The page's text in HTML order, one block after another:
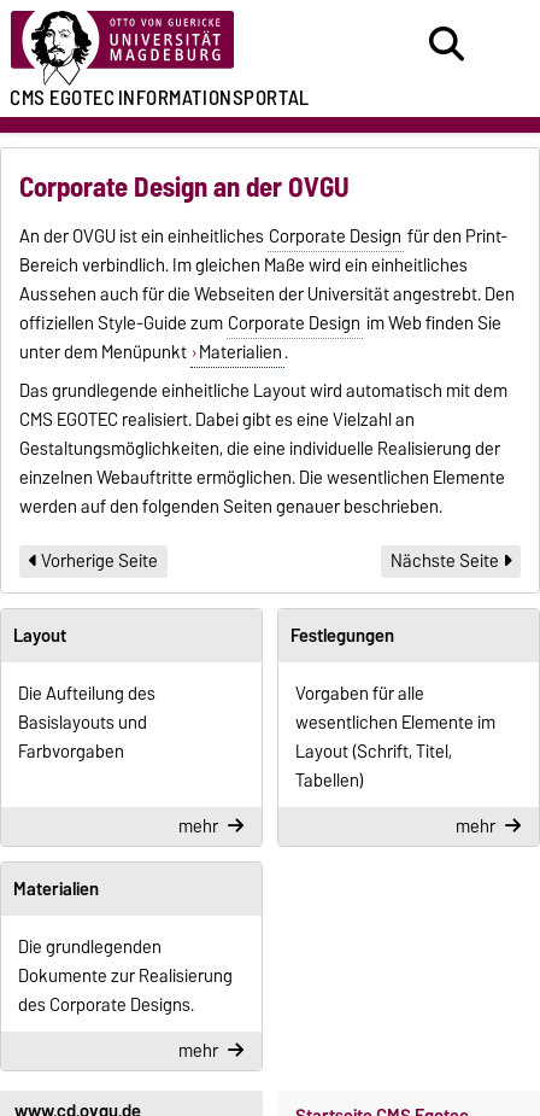
CMS EGOTECINFORMATIONSPORTAL
Corporate Design an der OVGU
An der OVGU ist ein einheitliches Corporate Design für den Print-
Bereich verbindlich. Im gleichen Maße wird ein einheitliches
Aussehen auch für die Webseiten der Universität angestrebt. Den
offiziellen Style-Guide zum Corporate Design im Web finden Sie
unter dem Menüpunkt Materialien.
Das grundlegende einheitliche Layout wird automatisch mit dem
CMS EGOTEC realisiert. Dabei gibt es eine Vielzahl an
Gestaltungsmöglichkeiten, die eine individuelle Realisierung der
einzelnen Webauftritte ermöglichen. Die wesentlichen Elemente
werden auf den folgenden Seiten genauer beschrieben.
Vorherige Seite
Nächste Seite
Layout
Die Aufteilung des
Basislayouts und
Farbvorgaben
mehr
Festlegungen
Vorgaben für alle
wesentlichen Elemente im
Layout (Schrift, Titel,
Tabellen)
mehr
Materialien
Die grundlegenden
Dokumente zur Realisierung
des Corporate Designs.
mehr